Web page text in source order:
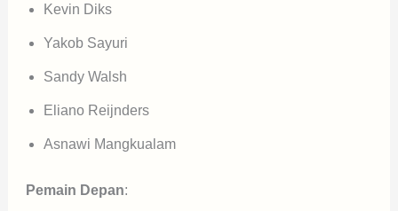
Kevin Diks
Yakob Sayuri
Sandy Walsh
Eliano Reijnders
Asnawi Mangkualam
Pemain Depan: